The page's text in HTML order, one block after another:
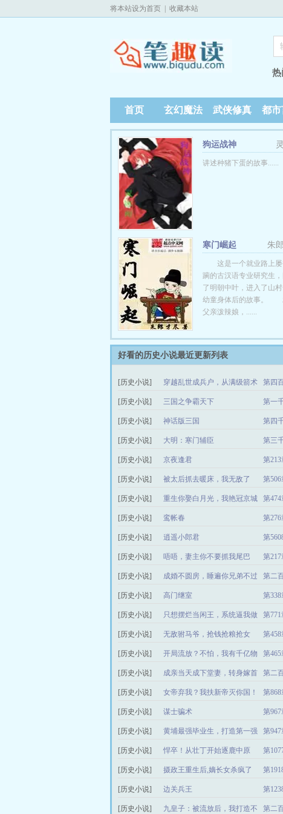
将本站设为首页 收藏本站
热
首页 玄幻魔法 武侠修真 都
狗运战神
讲述种猪下蛋的故事......
朱
寒门崛起
这是一个就业路上屡
躏的古汉语专业研究生，
了明朝中叶，进入了山
幼童身体后的故事。
父亲泼辣娘，......
好看的历史小说最近更新列表
[历史小说]
穿越乱世成兵户，从满级箭术
开始！
第四
[历史小说] 三国之争霸天下 第一
[历史小说] 神话版三国 第四
[历史小说] 大明：寒门辅臣 第三
[历史小说] 京夜逢君 第
[历史小说] 被太后抓去暖床，我无敌了 第
[历史小说]
重生你娶白月光，我艳冠京城
你心慌
第
[历史小说] 鸾帐春 第
[历史小说] 逍遥小郎君 第
[历史小说] 唔唔，妻主你不要抓我尾巴 第
[历史小说]
成婚不圆房，睡遍你兄弟不过
分吧
第二
[历史小说] 高门继室 第338
[历史小说]
只想摆烂当闲王，系统逼我做
贤王
第
[历史小说]
无敌驸马爷，抢钱抢粮抢女
帝！
第
[历史小说]
开局流放？不怕，我有千亿物
资
第465
[历史小说]
成亲当天成下堂妻，转身嫁首
辅宠冠京华
第二
[历史小说] 女帝弃我？我扶新帝灭你国！ 第
[历史小说] 谋士骗术 第
[历史小说]
黄埔最强毕业生，打造第一强
军
第
[历史小说] 悍卒！从壮丁开始逐鹿中原 第
[历史小说] 摄政王重生后,嫡长女杀疯了 第
[历史小说] 边关兵王 第
[历史小说] 九皇子：被流放后，我打造不 第二